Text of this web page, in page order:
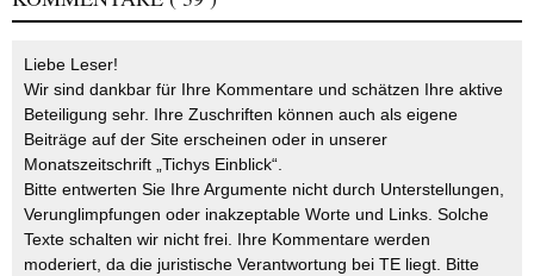
Liebe Leser!
Wir sind dankbar für Ihre Kommentare und schätzen Ihre aktive
Beteiligung sehr. Ihre Zuschriften können auch als eigene
Beiträge auf der Site erscheinen oder in unserer
Monatszeitschrift „Tichys Einblick“.
Bitte entwerten Sie Ihre Argumente nicht durch Unterstellungen,
Verunglimpfungen oder inakzeptable Worte und Links. Solche
Texte schalten wir nicht frei. Ihre Kommentare werden
moderiert, da die juristische Verantwortung bei TE liegt. Bitte